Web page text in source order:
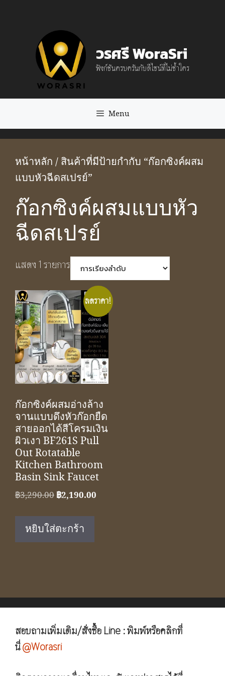
วรศรี WoraSri
ฟังก์ชันครบครันกับดีไซน์ที่ไม่ซ้ำใคร
Menu
หน้าหลัก / สินค้าที่มีป้ายกำกับ “ก๊อกซิงค์ผสม
แบบหัวฉีดสเปรย์”
ก๊อกซิงค์ผสมแบบหัว
ฉีดสเปรย์
แสดง 1 รายการ
ลดราคา!
ก๊อกซิงค์ผสมอ่างล้าง
จานแบบดึงหัวก๊อกยืด
สายออกได้สีโครมเงิน
ผิวเงา BF261S Pull
Out Rotatable
Kitchen Bathroom
Basin Sink Faucet
฿3,290.00 Original
฿3,290.00.
฿2,190.00
หยิบใส่ตะกร้า
สอบถามเพิ่มเติม/สั่งซื้อ Line : พิมพ์หรือคลิกที่
นี่@Worasri